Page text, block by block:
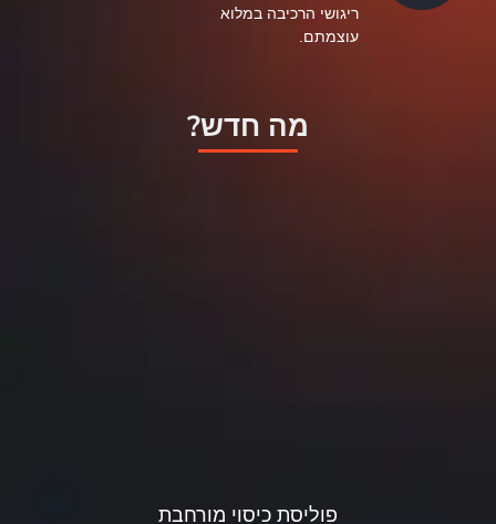
ריגושי הרכיבה במלוא
עוצמתם.
מה חדש?
פוליסת כיסוי מורחבת